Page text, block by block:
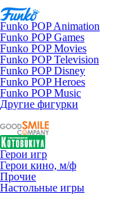
Funko POP Animation
Funko POP Games
Funko POP Movies
Funko POP Television
Funko POP Disney
Funko POP Heroes
Funko POP Music
Другие фигурки
Герои игр
Герои кино, м/ф
Прочие
Настольные игры